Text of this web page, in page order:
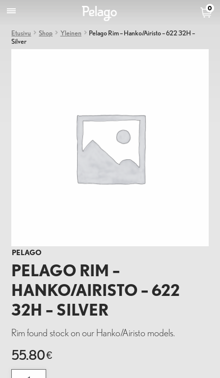
0
Etusivu Shop Yleinen
Pelago Rim – Hanko/Airisto – 622 32H –
Silver
PELAGO
PELAGO RIM –
HANKO/AIRISTO – 622
32H – SILVER
Rim found stock on our Hanko/Airisto models.
55.80€
Pelago